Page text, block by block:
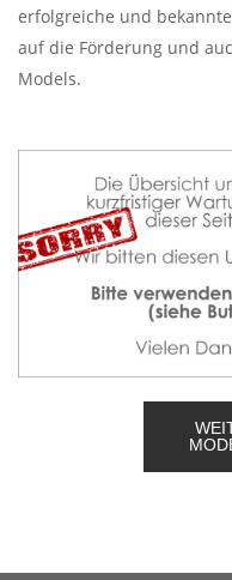
erfolgreiche und bekannte
auf die Förderung und
Models.